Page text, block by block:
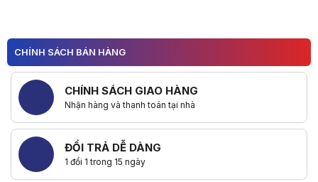
CHÍNH SÁCH BÁN HÀNG
CHÍNH SÁCH GIAO HÀNG
Nhận hàng và thanh toán tại nhà
ĐỔI TRẢ DỄ DÀNG
1 đổi 1 trong 15 ngày